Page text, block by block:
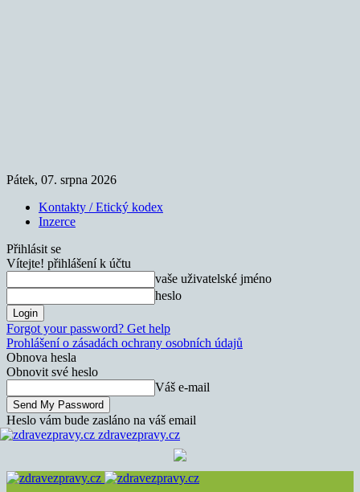
Pátek, 07. srpna 2026
Kontakty / Etický kodex
Inzerce
Přihlásit se
Vítejte! přihlášení k účtu
vaše uživatelské jméno
heslo
Forgot your password? Get help
Prohlášení o zásadách ochrany osobních údajů
Obnova hesla
Obnovit své heslo
Váš e-mail
Heslo vám bude zasláno na váš email
zdravezpravy.cz